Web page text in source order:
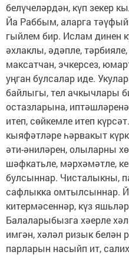
белүчеләрдән, күп зекер
Йа Раббым, аларга
гыйлем бир. Ислам динен
әхлаклы, әдәпле,
максатчан, эчкерсез,
уңган булсалар иде.
байлыгы, тел ачкычлары
остазларына,
итеп, сөйкемле итеп
кыяфәтләре һәрвакыт
әти-әниләрен, олыларны
шәфкатьле, мәрхәмәтле,
булсыннар. Чисталыкны,
сафлыкка омтылсыннар.
китермәсеннәр, күз
Балаларыбызга хәерле
имгән, хәләл ризык белән
парларын насыйп ит,